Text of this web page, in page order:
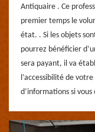
Antiquaire . Ce
premier temps le
état. . Si les objets
pourrez bénéficier
sera payant, il va
l’accessibilité de
d’informations si